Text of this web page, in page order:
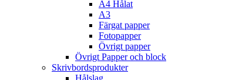
A4 Hålat
A3
Färgat papper
Fotopapper
Övrigt papper
Övrigt Papper och block
Skrivbordsprodukter
Hålslag